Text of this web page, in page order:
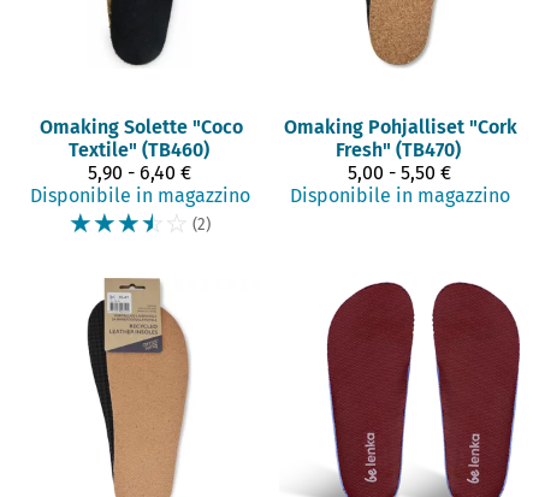
Omaking Solette "Coco
Textile" (TB460)
5,90 - 6,40 €
Disponibile in magazzino
☆☆☆☆ ☆ (2)
Omaking Pohjalliset "Cork
Fresh" (TB470)
5,00 - 5,50 €
Disponibile in magazzino